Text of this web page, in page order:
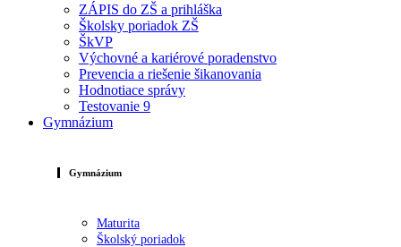
ZÁPIS do ZŠ a prihláška
Školsky poriadok ZŠ
ŠkVP
Výchovné a kariérové poradenstvo
Prevencia a riešenie šikanovania
Hodnotiace správy
Testovanie 9
Gymnázium
Gymnázium
Maturita
Školský poriadok